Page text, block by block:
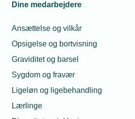
Dine medarbejdere
Ansættelse og vilkår
Opsigelse og bortvisning
Graviditet og barsel
Sygdom og fravær
Ligeløn og ligebehandling
Lærlinge
året hos BE
Publiceret: 29. sep. 2025